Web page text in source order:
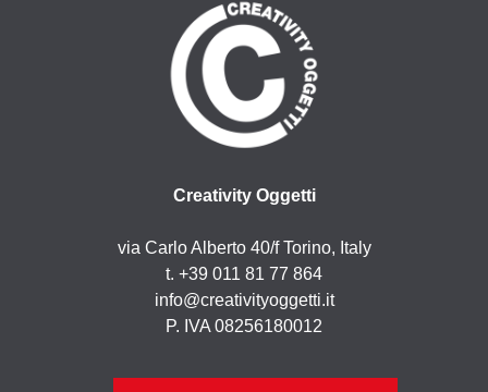
Creativity Oggetti
via Carlo Alberto 40/f Torino, Italy
t. +39 011 81 77 864
info@creativityoggetti.it
P. IVA 08256180012